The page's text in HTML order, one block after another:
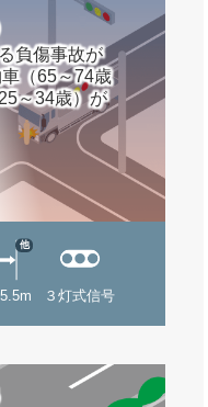
負傷事故が
（65～74歳
～34歳）が
他
３灯式信号